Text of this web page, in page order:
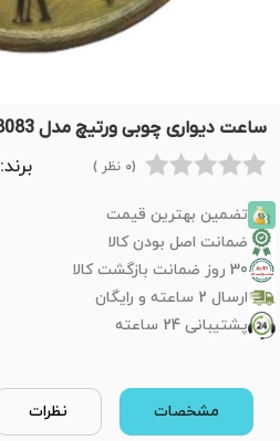
ساعت دیواری چوبی ورتیچ مدل 8083
(0 نظر ) برند:
تضمین بهترین قیمت
ضمانت اصل بودن کالا
30 روز ضمانت بازگشت کالا
ارسال 2 ساعته و رایگان
پشتیبانی 24 ساعته
مشخصات نظرات